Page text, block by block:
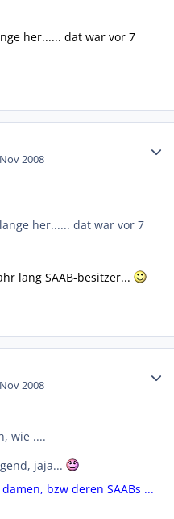
her...... dat war vor 7
2008
her...... dat war vor 7
lang SAAB-besitzer...
2008
wie ....
jaja...
bzw deren SAABs ...